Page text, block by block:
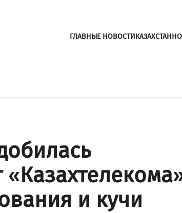
ГЛАВНЫЕ НОВОСТИКАЗАХСТАН
и кучи